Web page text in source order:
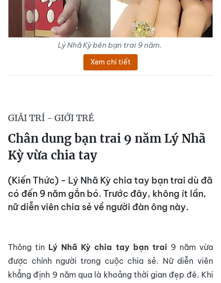
Lý Nhã Kỳ bên bạn trai 9 năm.
Xem chi tiết
GIẢI TRÍ - GIỚI TRẺ
Chân dung bạn trai 9 năm Lý Nhã
Kỳ vừa chia tay
(Kiến Thức) - Lý Nhã Kỳ chia tay bạn trai dù đã
có đến 9 năm gắn bó. Trước đây, không ít lần,
nữ diễn viên chia sẻ về người đàn ông này.
Thông tin Lý Nhã Kỳ chia tay bạn trai 9 năm vừa
được chính người trong cuộc chia sẻ. Nữ diễn viên
khẳng định 9 năm qua là khoảng thời gian đẹp đẽ. Khi